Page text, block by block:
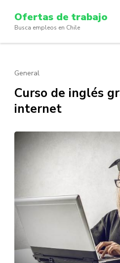
content
(Press
Ofertas de trabajo
Busca empleos en Chile
General
Curso de inglés
internet